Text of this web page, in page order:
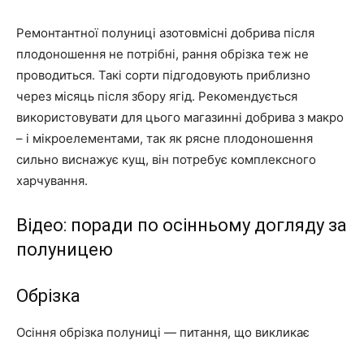
Ремонтантної полуниці азотовмісні добрива після
плодоношення не потрібні, рання обрізка теж не
проводиться. Такі сорти підгодовують приблизно
через місяць після збору ягід. Рекомендується
використовувати для цього магазинні добрива з макро
– і мікроелементами, так як рясне плодоношення
сильно виснажує кущ, він потребує комплексного
харчування.
Відео: поради по осінньому догляду за
полуницею
Обрізка
Осіння обрізка полуниці — питання, що викликає